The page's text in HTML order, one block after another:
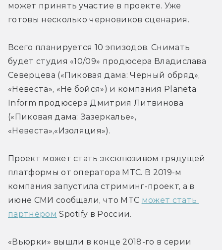
может принять участие в проекте. Уже
готовы несколько черновиков сценария.
Всего планируется 10 эпизодов. Снимать
будет студия «10/09» продюсера Владислава
Северцева («Пиковая дама: Черный обряд»,
«Невеста», «Не бойся») и компания Planeta
Inform продюсера Дмитрия Литвинова
(«Пиковая дама: Зазеркалье»,
«Невеста»,«Изоляция»).
Проект может стать эксклюзивом грядущей
платформы от оператора МТС. В 2019-м
компания запустила стриминг-проект, а в
июне СМИ сообщали, что МТС может стать
партнёром Spotify в России.
«Вьюрки» вышли в конце 2018-го в серии